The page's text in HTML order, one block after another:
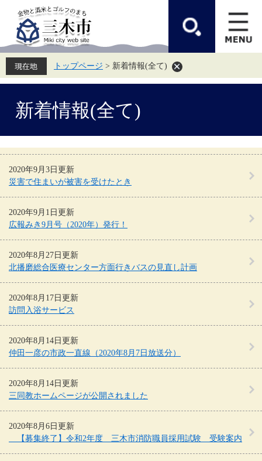
先
頭
す。
を
飛
し
トップページ > 新着情報(全て)
新着情報(全て)
2020年9月3日更新
災害で住まいが被害を受けたとき
2020年9月1日更新
広報みき9月号（2020年）発行！
2020年8月27日更新
北播磨総合医療センター方面行きバスの見直し計画
2020年8月17日更新
訪問入浴サービス
2020年8月14日更新
仲田一彦の市政一直線（2020年8月7日放送分）
2020年8月14日更新
三同教ホームページが公開されました
2020年8月6日更新
【募集終了】令和2年度 三木市消防職員採用試験 受験案内